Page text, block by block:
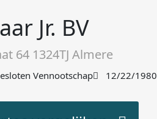
Jr. BV
64 1324TJ Almere
Vennootschap 12/22/1980